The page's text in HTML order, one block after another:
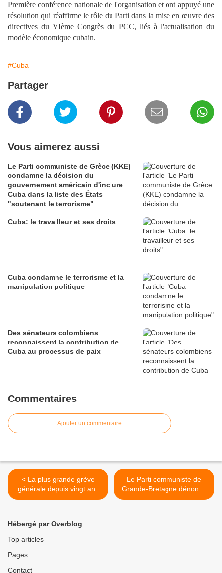
Première conférence nationale de l'organisation et ont appuyé une
résolution qui réaffirme le rôle du Parti dans la mise en œuvre des
directives du VIème Congrès du PCC, liés à l'actualisation du
modèle économique cubain.
#Cuba
Partager
Vous aimerez aussi
Le Parti communiste de Grèce (KKE)
condamne la décision du
gouvernement américain d'inclure
Cuba dans la liste des États
"soutenant le terrorisme"
Cuba: le travailleur et ses droits
Cuba condamne le terrorisme et la
manipulation politique
Des sénateurs colombiens
reconnaissent la contribution de
Cuba au processus de paix
Commentaires
Ajouter un commentaire
< La plus grande grève
générale depuis vingt ans
en Belgique contre la
gouvernement d'union
nationale » et l'Union
Le Parti communiste de
Grande-Bretagne dénonce
l'escalade belliciste du
Hébergé par Overblog
Top articles
Pages
Contact